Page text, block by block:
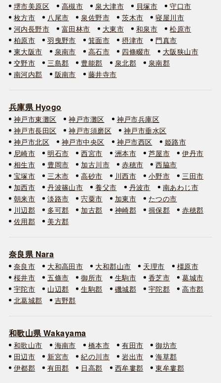
堺市美原区
高槻市 泉大津市 貝塚市
守口市
枚方市
八尾市 泉佐野市 茨木市
寝屋川市
河内長野市
富田林市 大東市 和泉市
松原市
柏原市
羽曳野市 箕面市 摂津市
門真市
東大阪市
泉南市 高石市 四條畷市
大阪狭山市
交野市
三島郡 豊能郡 泉北郡
泉南郡
南河内郡
阪南市 藤井寺市
兵庫県 Hyogo
神戸市東灘区 神戸市灘区
神戸市兵庫区
神戸市長田区
神戸市須磨区
神戸市垂水区
神戸市北区
神戸市中央区 神戸市西区
姫路市
尼崎市
明石市 西宮市 洲本市 芦屋市
伊丹市
相生市
豊岡市 加古川市 赤穂市
西脇市
宝塚市
三木市 高砂市 川西市 小野市
三田市
加西市
丹波篠山市 養父市 丹波市
南あわじ市
朝来市
淡路市 宍粟市 加東市
たつの市
川辺郡
多可郡 加古郡 神崎郡 揖保郡
赤穂郡
佐用郡
美方郡
奈良県 Nara
奈良市 大和高田市 大和郡山市 天理市
橿原市
桜井市
五條市 御所市 生駒市 香芝市
葛城市
宇陀市
山辺郡 生駒郡 磯城郡 宇陀郡
高市郡
北葛城郡
吉野郡
和歌山県 Wakayama
和歌山市 海南市 橋本市 有田市
御坊市
田辺市
新宮市 紀の川市 岩出市
海草郡
伊都郡
有田郡 日高郡 西牟婁郡 東牟婁郡